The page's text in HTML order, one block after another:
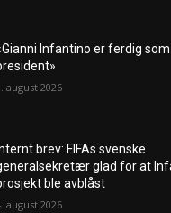
Infantino er ferdig som
august 2026
brev: FIFAs svenske
glad for at
ble avblåst
august 2026